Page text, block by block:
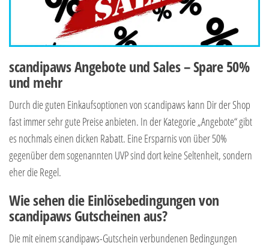
scandipaws Angebote und Sales – Spare 50%
und mehr
Durch die guten Einkaufsoptionen von scandipaws kann Dir der Shop
fast immer sehr gute Preise anbieten. In der Kategorie „Angebote“ gibt
es nochmals einen dicken Rabatt. Eine Ersparnis von über 50%
gegenüber dem sogenannten UVP sind dort keine Seltenheit, sondern
eher die Regel.
Wie sehen die Einlösebedingungen von
scandipaws Gutscheinen aus?
Die mit einem scandipaws-Gutschein verbundenen Bedingungen